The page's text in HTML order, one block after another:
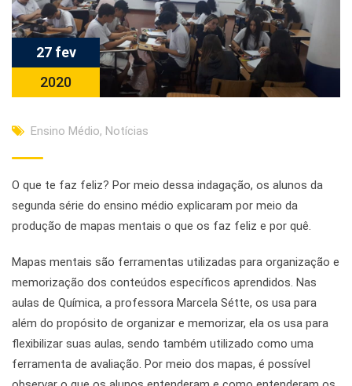
27 fev
2020
Ensino Médio, Notícias
O que te faz feliz? Por meio dessa indagação, os alunos da
segunda série do ensino médio explicaram por meio da
produção de mapas mentais o que os faz feliz e por quê.
Mapas mentais são ferramentas utilizadas para organização e
memorização dos conteúdos específicos aprendidos. Nas
aulas de Química, a professora Marcela Sétte, os usa para
além do propósito de organizar e memorizar, ela os usa para
flexibilizar suas aulas, sendo também utilizado como uma
ferramenta de avaliação. Por meio dos mapas, é possível